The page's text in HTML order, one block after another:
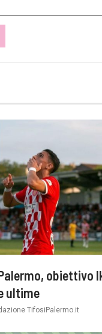
obiettivo
ultime
TifosiPalermo.it